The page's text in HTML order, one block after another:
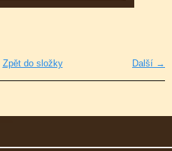
Další →
Zpět do složky